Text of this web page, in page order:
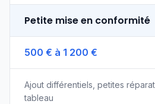
Petite mise en conformité
500 € à 1 200 €
Ajout différentiels, petites
tableau